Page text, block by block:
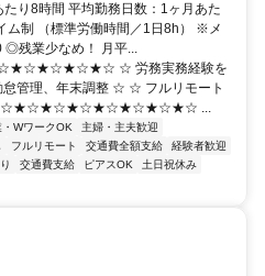
り8時間 平均勤務日数：1ヶ月あた
ム制 （標準労働時間／1日8h） ※メ
◎残業少なめ！ 月平...
☆ 労務実務経験を
管理、年末調整 ☆ ☆ フルリモート
★☆★☆★☆★☆★☆★☆★☆★☆★☆ ...
・WワークOK
主婦・主夫歓迎
フルリモート 交通費全額支給
経験者歓迎
交通費支給 ピアスOK
土日祝休み